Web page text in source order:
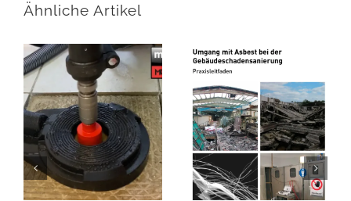
Ähnliche Artikel